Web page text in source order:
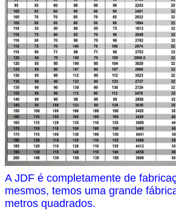
A JDF é completamente de
mesmos, temos uma grande
metros quadrados.